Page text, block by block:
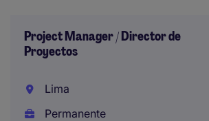
Project Manager / Director de
Proyectos
Lima
Permanente